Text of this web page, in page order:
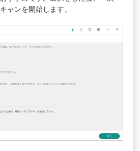
ャンを開始します。